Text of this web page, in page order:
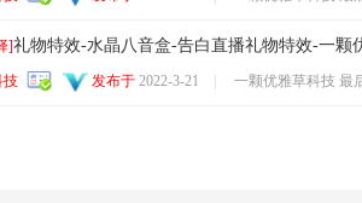
]礼物特效-水晶八音盒-告白直播礼物特效-一
技 发布于 2022-3-21 一颗优雅草科技 最